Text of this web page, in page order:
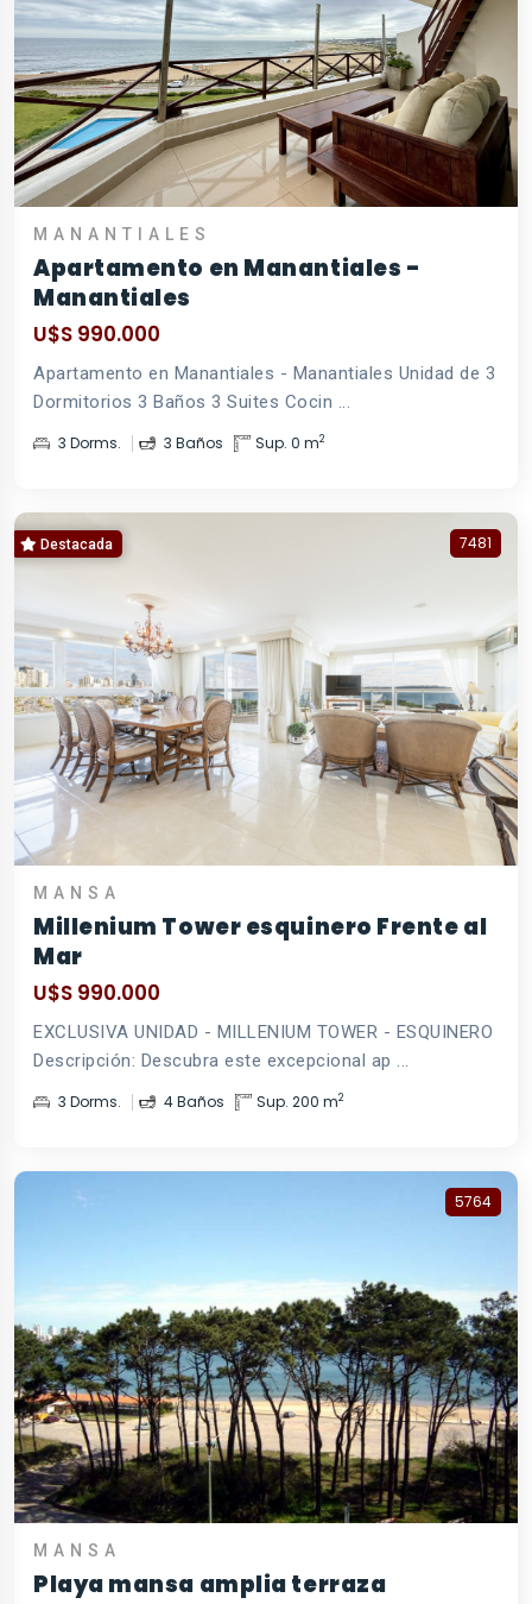
MANANTIALES
Apartamento en Manantiales -
Manantiales
U$S 990.000
Apartamento en Manantiales - Manantiales Unidad de 3
Dormitorios 3 Baños 3 Suites Cocin ...
3 Dorms. 3 Baños Sup. 0 m2
Destacada 7481
MANSA
Millenium Tower esquinero Frente al
Mar
U$S 990.000
EXCLUSIVA UNIDAD - MILLENIUM TOWER - ESQUINERO
Descripción: Descubra este excepcional ap ...
3 Dorms. 4 Baños Sup. 200 m2
5764
MANSA
Playa mansa amplia terraza